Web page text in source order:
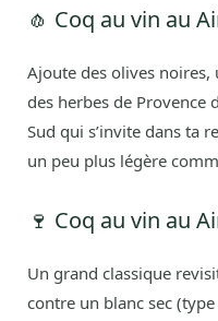
🧄 Coq au vin au
Ajoute des olives noires,
des herbes de Provence
Sud qui s’invite dans ta
un peu plus légère
🍷 Coq au vin au
Un grand classique
contre un blanc sec